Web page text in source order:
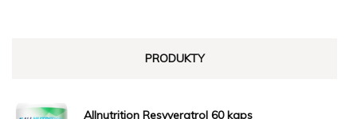
PRODUKTY
Allnutrition Resvveratrol 60 kaps